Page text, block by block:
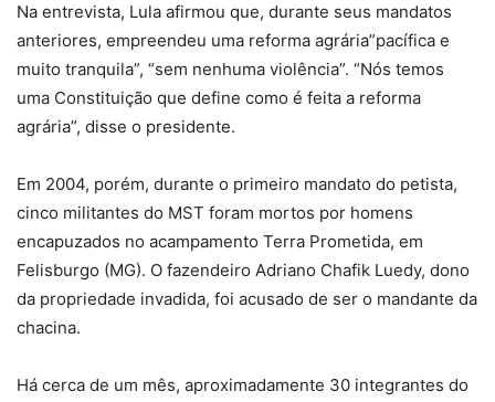
Na entrevista, Lula afirmou que, durante seus mandatos
anteriores, empreendeu uma reforma agrária”pacífica e
muito tranquila”, “sem nenhuma violência”. “Nós temos
uma Constituição que define como é feita a reforma
agrária”, disse o presidente.
Em 2004, porém, durante o primeiro mandato do petista,
cinco militantes do MST foram mortos por homens
encapuzados no acampamento Terra Prometida, em
Felisburgo (MG). O fazendeiro Adriano Chafik Luedy, dono
da propriedade invadida, foi acusado de ser o mandante da
chacina.
Há cerca de um mês, aproximadamente 30 integrantes do